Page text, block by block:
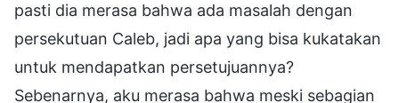
pasti dia merasa bahwa ada masalah dengan
persekutuan Caleb, jadi apa yang bisa kukatakan
untuk mendapatkan persetujuannya?
Sebenarnya, aku merasa bahwa meski sebagian